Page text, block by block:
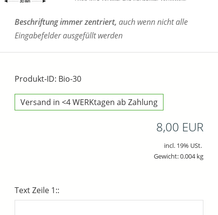
Beschriftung immer zentriert, auch wenn nicht alle
Eingabefelder ausgefüllt werden
Produkt-ID: Bio-30
Versand in <4 WERKtagen ab Zahlung
8,00 EUR
incl. 19% USt.
Gewicht: 0.004 kg
Text Zeile 1::